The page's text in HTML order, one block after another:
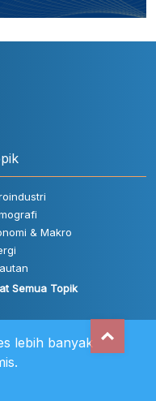
& Makro
Semua Topik
lebih banyak